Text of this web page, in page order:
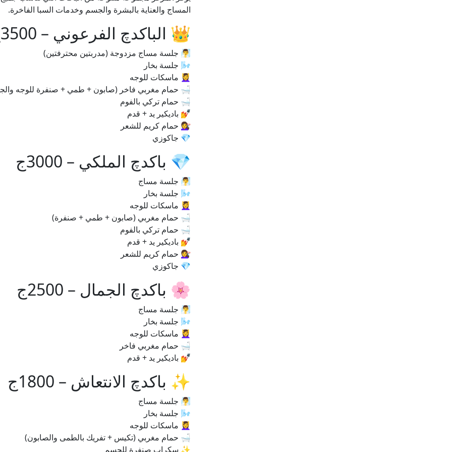
المساج والعناية بالبشرة والجسم وخدمات السبا الفاخرة.
👑 الباكدچ الفرعوني – 3500ج
🧖‍♂️ جلسة مساج مزدوجة (مدربتين محترفتين)
🌬️ جلسة بخار
💆‍♀️ ماسكات للوجه
🛁 حمام مغربي فاخر (صابون + طمي + صنفرة للوجه
🛁 حمام تركي بالفوم
💅 باديكير يد + قدم
💇‍♀️ حمام كريم للشعر
💎 جاكوزي
💎 باكدچ الملكي – 3000ج
🧖‍♂️ جلسة مساج
🌬️ جلسة بخار
💆‍♀️ ماسكات للوجه
🛁 حمام مغربي (صابون + طمي + صنفرة)
🛁 حمام تركي بالفوم
💅 باديكير يد + قدم
💇‍♀️ حمام كريم للشعر
💎 جاكوزي
🌸 باكدچ الجمال – 2500ج
🧖‍♂️ جلسة مساج
🌬️ جلسة بخار
💆‍♀️ ماسكات للوجه
🛁 حمام مغربي فاخر
💅 باديكير يد + قدم
✨ باكدچ الانتعاش – 1800ج
🧖‍♂️ جلسة مساج
🌬️ جلسة بخار
💆‍♀️ ماسكات للوجه
🛁 حمام مغربي (تكيس + تفريك بالطمى والصابون)
✨ سكراب صنفرة للجسم